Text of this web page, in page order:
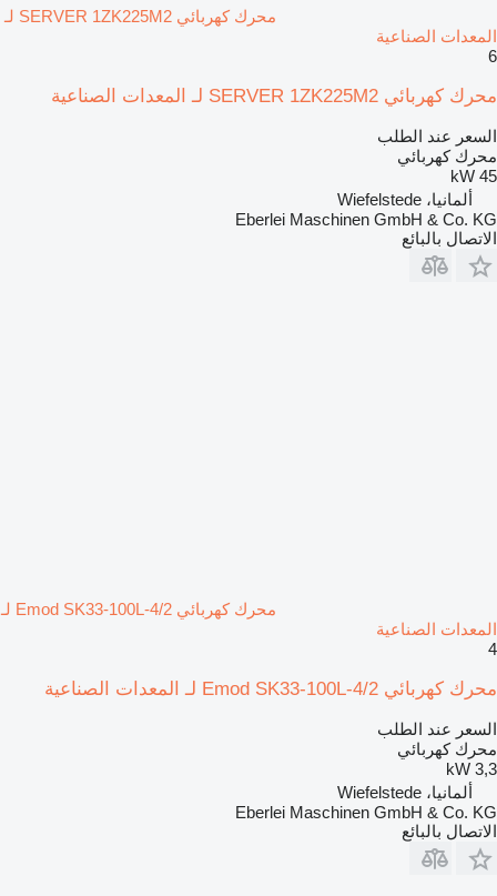
محرك كهربائي SERVER 1ZK225M2 لـ
المعدات الصناعية
6
محرك كهربائي SERVER 1ZK225M2 لـ المعدات الصناعية
السعر عند الطلب
محرك كهربائي
45 kW
ألمانيا، Wiefelstede
Eberlei Maschinen GmbH & Co. KG
الاتصال بالبائع
محرك كهربائي Emod SK33-100L-4/2 لـ
المعدات الصناعية
4
محرك كهربائي Emod SK33-100L-4/2 لـ المعدات الصناعية
السعر عند الطلب
محرك كهربائي
3,3 kW
ألمانيا، Wiefelstede
Eberlei Maschinen GmbH & Co. KG
الاتصال بالبائع